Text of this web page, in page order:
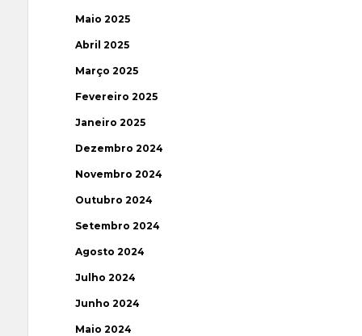
Maio 2025
Abril 2025
Março 2025
Fevereiro 2025
Janeiro 2025
Dezembro 2024
Novembro 2024
Outubro 2024
Setembro 2024
Agosto 2024
Julho 2024
Junho 2024
Maio 2024